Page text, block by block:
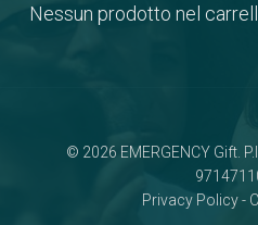
Nessun prodotto nel
© 2026 EMERGENCY Gift.
Privacy Policy-